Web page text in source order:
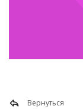
Вернуться